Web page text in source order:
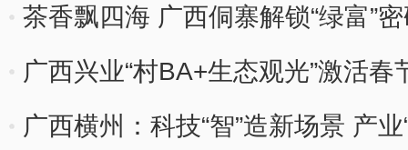
茶香飘四海 广西侗寨解锁“绿富”
广西兴业“村BA+生态观光”激活
广西横州：科技“智”造新场景 产业